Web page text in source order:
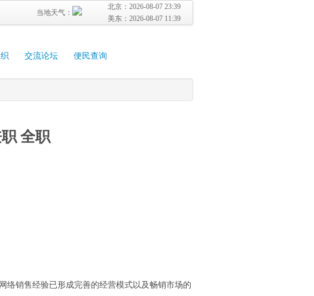
北京： 2026-08-07 23:39
美东： 2026-08-07 11:39
当地天气：
交流论坛 便民查询
全职
络销售经验已形成完善的经营模式以及畅销市场的